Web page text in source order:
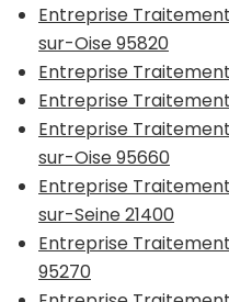
Entreprise
sur-Oise 95820
Entreprise
Entreprise
Entreprise
sur-Oise 95660
Entreprise
sur-Seine 21400
Entreprise
95270